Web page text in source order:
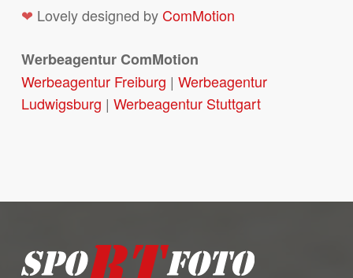
❤ Lovely designed byComMotion
Werbeagentur ComMotion
Werbeagentur Freiburg | Werbeagentur
Ludwigsburg | Werbeagentur Stuttgart